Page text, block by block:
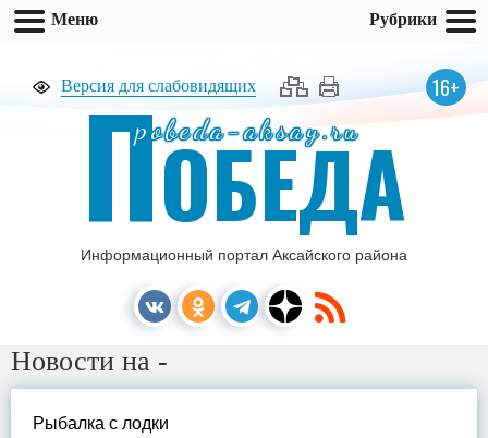
Версия для слабовидящих 16+
pobeda-aksay.ru
ПОБЕДА
Информационный портал Аксайского района
Новости на -
Рыбалка с лодки
Меню Рубрики